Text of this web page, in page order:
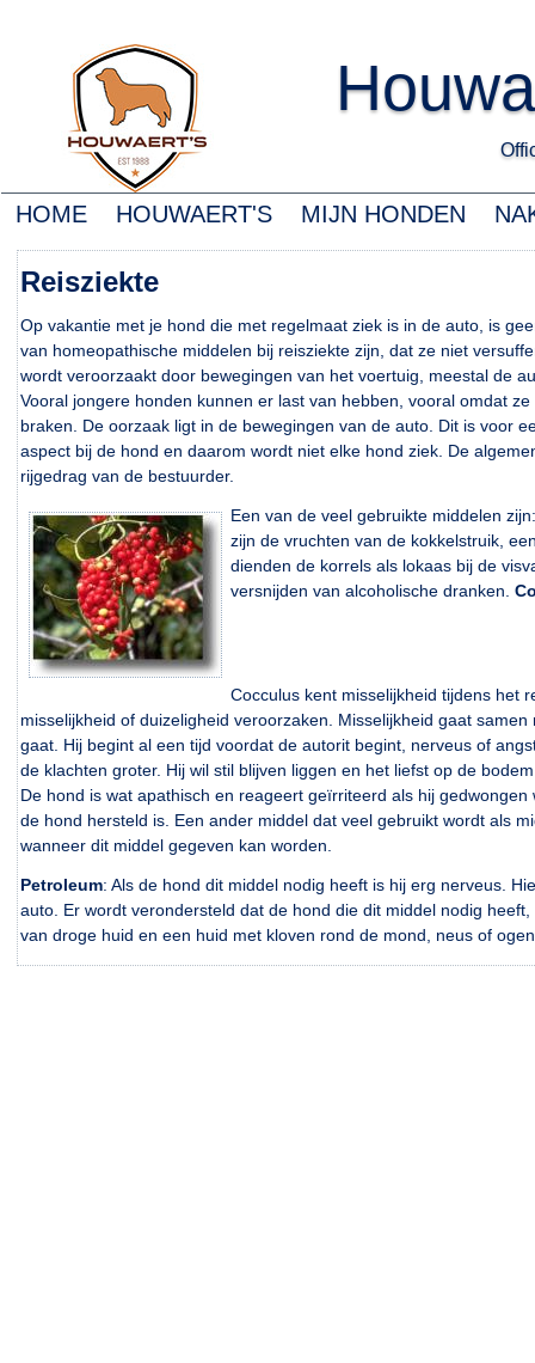
HOME HOUWAERT'S MIJN HONDEN
Reisziekte
Op vakantie met je hond die met regelmaat ziek is in de auto, is
van homeopathische middelen bij reisziekte zijn, dat ze niet
wordt veroorzaakt door bewegingen van het voertuig, meestal de
Vooral jongere honden kunnen er last van hebben, vooral omdat
braken. De oorzaak ligt in de bewegingen van de auto. Dit is voor
aspect bij de hond en daarom wordt niet elke hond ziek. De
rijgedrag van de bestuurder.
Een van de veel gebruikte middelen
zijn de vruchten van de kokkelstruik,
dienden de korrels als lokaas bij de
versnijden van alcoholische dranken.
Cocculus kent misselijkheid tijdens het
misselijkheid of duizeligheid veroorzaken. Misselijkheid gaat
gaat. Hij begint al een tijd voordat de autorit begint, nerveus of
de klachten groter. Hij wil stil blijven liggen en het liefst op de
De hond is wat apathisch en reageert geïrriteerd als hij
de hond hersteld is. Een ander middel dat veel gebruikt wordt als
wanneer dit middel gegeven kan worden.
Petroleum: Als de hond dit middel nodig heeft is hij erg nerveus.
auto. Er wordt verondersteld dat de hond die dit middel nodig
van droge huid en een huid met kloven rond de mond, neus of